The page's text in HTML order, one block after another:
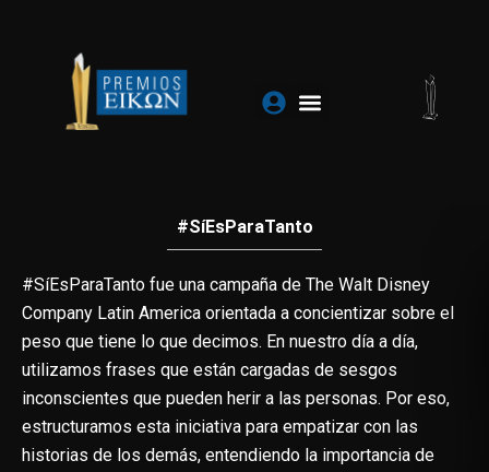
contenido
#SíEsParaTanto
#SíEsParaTanto fue una campaña de The Walt Disney
Company Latin America orientada a concientizar sobre el
peso que tiene lo que decimos. En nuestro día a día,
utilizamos frases que están cargadas de sesgos
inconscientes que pueden herir a las personas. Por eso,
estructuramos esta iniciativa para empatizar con las
historias de los demás, entendiendo la importancia de